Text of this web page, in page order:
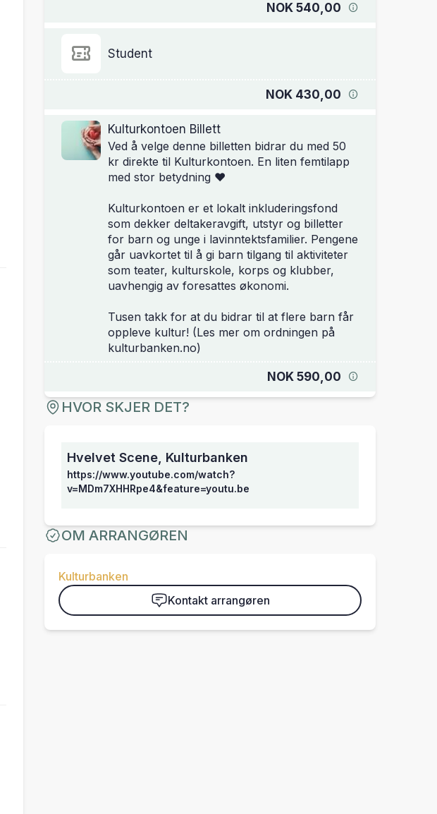
NOK 540,00
Student
NOK 430,00
Kulturkontoen Billett
Ved å velge denne billetten bidrar du med 50
kr direkte til Kulturkontoen. En liten femtilapp
med stor betydning ❤️
Kulturkontoen er et lokalt inkluderingsfond
som dekker deltakeravgift, utstyr og billetter
for barn og unge i lavinntektsfamilier. Pengene
går uavkortet til å gi barn tilgang til aktiviteter
som teater, kulturskole, korps og klubber,
uavhengig av foresattes økonomi.
Tusen takk for at du bidrar til at flere barn får
oppleve kultur! (Les mer om ordningen på
kulturbanken.no)
NOK 590,00
HVOR SKJER DET?
Hvelvet Scene, Kulturbanken
https://www.youtube.com/watch?
v=MDm7XHHRpe4&feature=youtu.be
OM ARRANGØREN
Kulturbanken
Kontakt arrangøren